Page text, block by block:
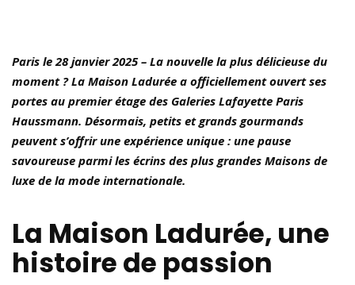
Paris le 28 janvier 2025– La nouvelle la plus délicieuse du
moment ? La Maison Ladurée a officiellement ouvert ses
portes au premier étage des Galeries Lafayette Paris
Haussmann. Désormais, petits et grands gourmands
peuvent s’offrir une expérience unique : une pause
savoureuse parmi les écrins des plus grandes Maisons de
luxe de la mode internationale.
La Maison Ladurée, une
histoire de passion